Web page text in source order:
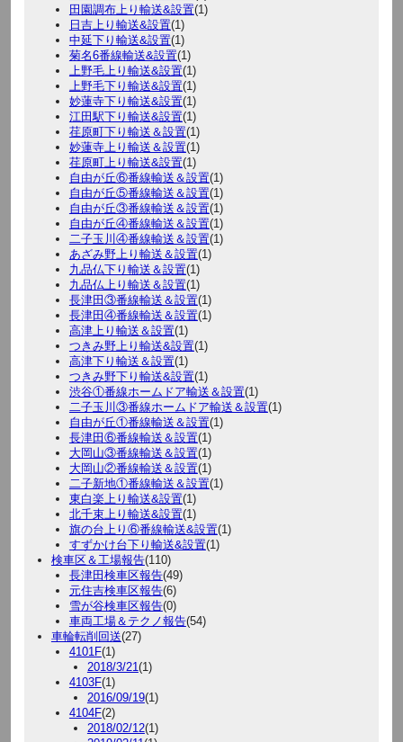
田園調布上り輸送&設置(1)
日吉上り輸送&設置(1)
中延下り輸送&設置(1)
菊名6番線輸送&設置(1)
上野毛上り輸送&設置(1)
上野毛下り輸送&設置(1)
妙蓮寺下り輸送&設置(1)
江田駅下り輸送&設置(1)
荏原町下り輸送＆設置(1)
妙蓮寺上り輸送＆設置(1)
荏原町上り輸送&設置(1)
自由が丘⑥番線輸送＆設置(1)
自由が丘⑤番線輸送＆設置(1)
自由が丘③番線輸送＆設置(1)
自由が丘④番線輸送＆設置(1)
二子玉川④番線輸送＆設置(1)
あざみ野上り輸送＆設置(1)
九品仏下り輸送＆設置(1)
九品仏上り輸送＆設置(1)
長津田③番線輸送＆設置(1)
長津田④番線輸送＆設置(1)
高津上り輸送＆設置(1)
つきみ野上り輸送&設置(1)
高津下り輸送＆設置(1)
つきみ野下り輸送&設置(1)
渋谷①番線ホームドア輸送＆設置(1)
二子玉川③番線ホームドア輸送＆設置(1)
自由が丘①番線輸送＆設置(1)
長津田⑥番線輸送＆設置(1)
大岡山③番線輸送＆設置(1)
大岡山②番線輸送＆設置(1)
二子新地①番線輸送＆設置(1)
東白楽上り輸送&設置(1)
北千束上り輸送&設置(1)
旗の台上り⑥番線輸送&設置(1)
すずかけ台下り輸送&設置(1)
検車区＆工場報告(110)
長津田検車区報告(49)
元住吉検車区報告(6)
雪が谷検車区報告(0)
車両工場＆テクノ報告(54)
車輪転削回送(27)
4101F(1)
2018/3/21 (1)
4103F(1)
2016/09/19(1)
4104F(2)
2018/02/12(1)